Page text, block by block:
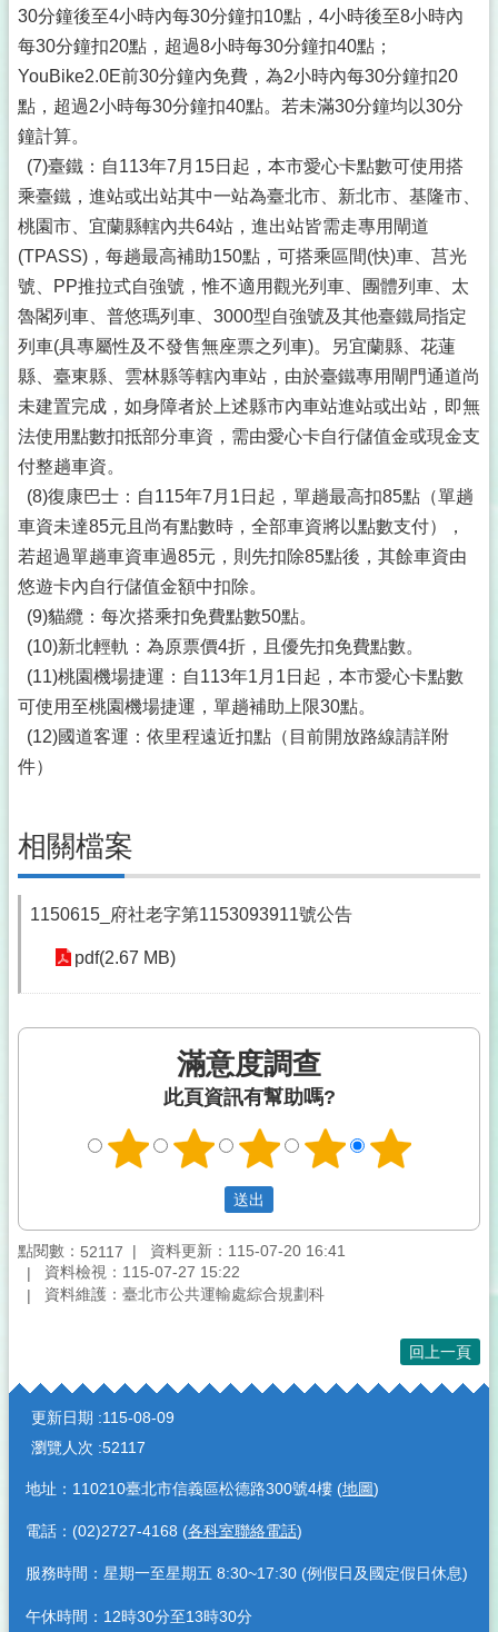
30分鐘後至4小時內每30分鐘扣10點，4小時後至8小時內
每30分鐘扣20點，超過8小時每30分鐘扣40點；
YouBike2.0E前30分鐘內免費，為2小時內每30分鐘扣20
點，超過2小時每30分鐘扣40點。若未滿30分鐘均以30分
鐘計算。
(7)臺鐵：自113年7月15日起，本市愛心卡點數可使用搭
乘臺鐵，進站或出站其中一站為臺北市、新北市、基隆市、
桃園市、宜蘭縣轄內共64站，進出站皆需走專用閘道
(TPASS)，每趟最高補助150點，可搭乘區間(快)車、莒光
號、PP推拉式自強號，惟不適用觀光列車、團體列車、太
魯閣列車、普悠瑪列車、3000型自強號及其他臺鐵局指定
列車(具專屬性及不發售無座票之列車)。另宜蘭縣、花蓮
縣、臺東縣、雲林縣等轄內車站，由於臺鐵專用閘門通道尚
未建置完成，如身障者於上述縣市內車站進站或出站，即無
法使用點數扣抵部分車資，需由愛心卡自行儲值金或現金支
付整趟車資。
(8)復康巴士：自115年7月1日起，單趟最高扣85點（單趟
車資未達85元且尚有點數時，全部車資將以點數支付），
若超過單趟車資車過85元，則先扣除85點後，其餘車資由
悠遊卡內自行儲值金額中扣除。
(9)貓纜：每次搭乘扣免費點數50點。
(10)新北輕軌：為原票價4折，且優先扣免費點數。
(11)桃園機場捷運：自113年1月1日起，本市愛心卡點數
可使用至桃園機場捷運，單趟補助上限30點。
(12)國道客運：依里程遠近扣點（目前開放路線請詳附
件）
相關檔案
1150615_府社老字第1153093911號公告
pdf(2.67 MB)
滿意度調查
此頁資訊有幫助嗎?
點閱數： 52117
資料更新：115-07-20 16:41
資料檢視：115-07-27 15:22
資料維護：臺北市公共運輸處綜合規劃科
回上一頁
:::
更新日期
115-08-09
瀏覽人次 52117
地址：110210臺北市信義區松德路300號4樓 (地圖)
電話：(02)2727-4168 (各科室聯絡電話)
服務時間：星期一至星期五 8:30~17:30 (例假日及國定假日休息)
午休時間：12時30分至13時30分